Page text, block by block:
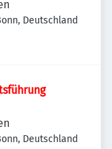
Deutschland
Deutschland